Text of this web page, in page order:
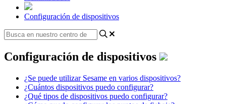
Configuración de dispositivos
Configuración de dispositivos
¿Se puede utilizar Sesame en varios dispositivos?
¿Cuántos dispositivos puedo configurar?
¿Qué tipos de dispositivos puedo configurar?